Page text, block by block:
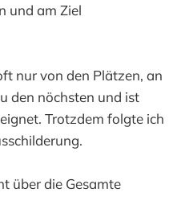
und am Ziel
nur von den Plätzen, an
den nöchsten und ist
Trotzdem folgte ich
über die Gesamte